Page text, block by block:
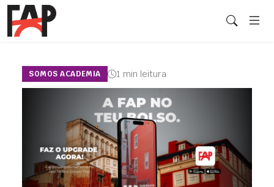
SOMOS ACADEMIA 1 min leitura